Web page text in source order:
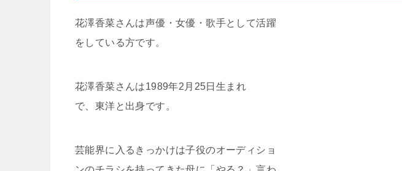
花澤香菜さんは声優・女優・歌手として活躍
をしている方です。
花澤香菜さんは1989年2月25日生まれ
で、東洋と出身です。
芸能界に入るきっかけは子役のオーディショ